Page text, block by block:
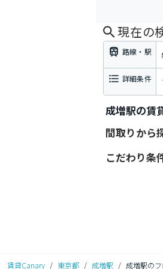
現在の
路線・駅
詳細条件
成増駅の賃
間取りから
こだわり条
賃貸Canary / 東京都 / 成増駅 / 成増駅の